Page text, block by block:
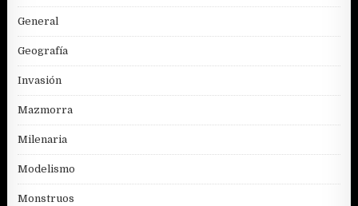
General
Geografía
Invasión
Mazmorra
Milenaria
Modelismo
Monstruos